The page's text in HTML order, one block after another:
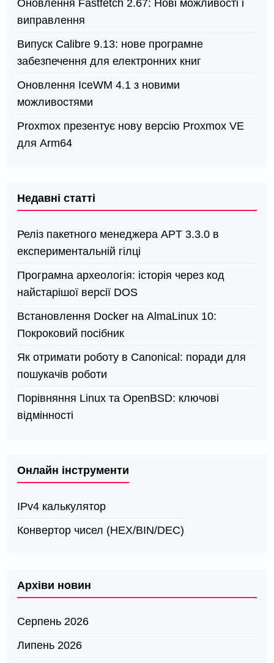
Оновлення Fastfetch 2.67: Нові можливості і
виправлення
Випуск Calibre 9.13: нове програмне
забезпечення для електронних книг
Оновлення IceWM 4.1 з новими
можливостями
Proxmox презентує нову версію Proxmox VE
для Arm64
Недавні статті
Реліз пакетного менеджера APT 3.3.0 в
експериментальній гілці
Програмна археологія: історія через код
найстарішої версії DOS
Встановлення Docker на AlmaLinux 10:
Покроковий посібник
Як отримати роботу в Canonical: поради для
пошукачів роботи
Порівняння Linux та OpenBSD: ключові
відмінності
Онлайн інструменти
IPv4 калькулятор
Конвертор чисел (HEX/BIN/DEC)
Архіви новин
Серпень 2026
Липень 2026